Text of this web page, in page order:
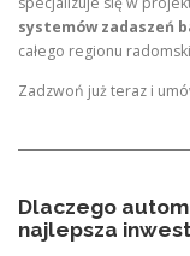
systemów zadaszeń
całego regionu
Zadzwoń już teraz i
Dlaczego
najlepsza